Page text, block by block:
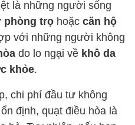
là những người sống
phòng trọ hoặc căn hộ
với những người không
do lo ngại về khô da
khỏe.
chi phí đầu tư không
định, quạt điều hòa là